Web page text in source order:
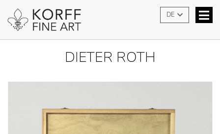
DE
DIETER ROTH